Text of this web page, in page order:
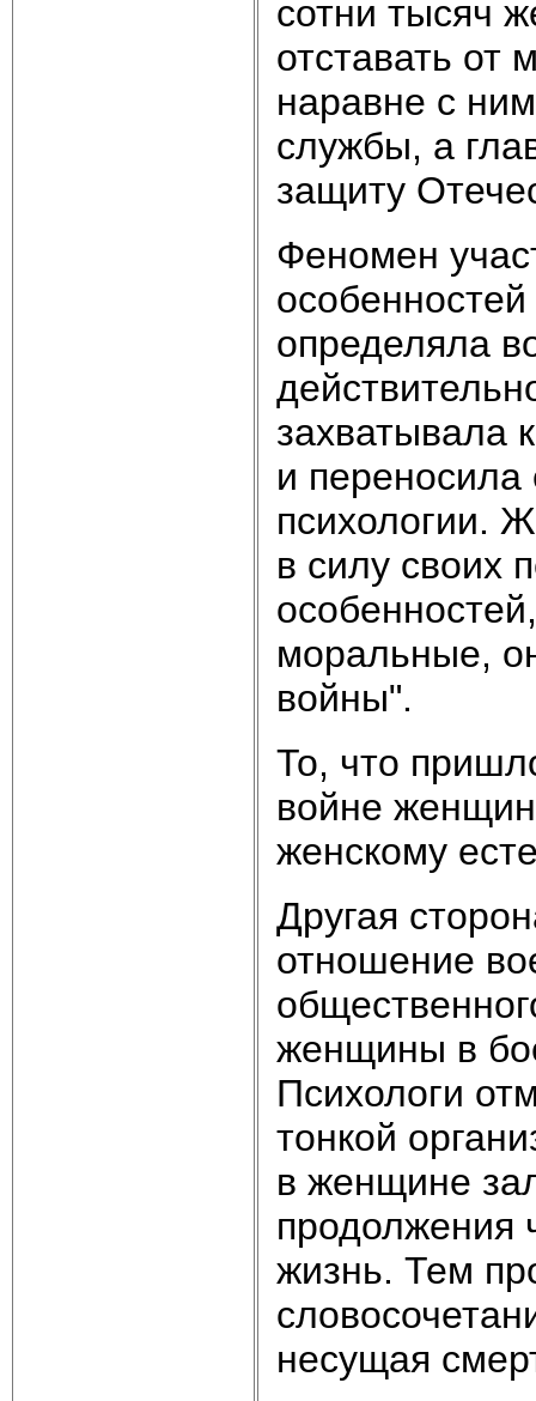
сотни тысяч
отставать от
наравне с
службы, а
защиту
Феномен
определяла
захватывала
и переносила
психологии.
в силу своих
моральные,
войны".
То, что
войне
женскому
Другая
отношение
женщины в
Психологи
тонкой
в женщине
продолжения
жизнь. Тем
несущая